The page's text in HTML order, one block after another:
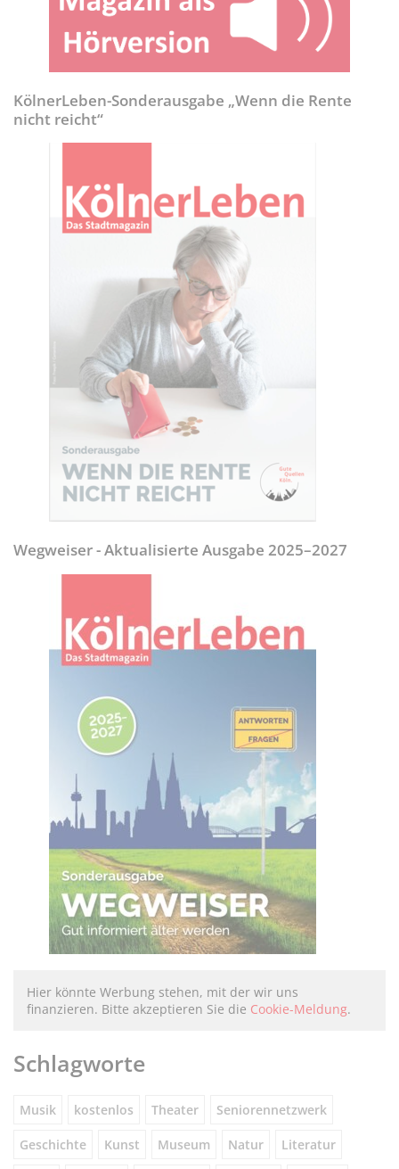
KölnerLeben-Sonderausgabe „Wenn die Rente
nicht reicht“
Wegweiser - Aktualisierte Ausgabe 2025–2027
Hier könnte Werbung stehen, mit der wir uns
finanzieren. Bitte akzeptieren Sie die Cookie-Meldung.
Schlagworte
Musik kostenlos Theater Seniorennetzwerk
Geschichte Kunst Museum Natur Literatur